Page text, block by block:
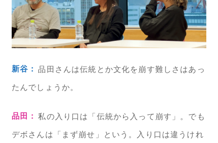
新谷： 品田さんは伝統とか文化を崩す難しさはあっ
たんでしょうか。
品田： 私の入り口は「伝統から入って崩す」。でも
デボさんは「まず崩せ」という。入り口は違うけれ